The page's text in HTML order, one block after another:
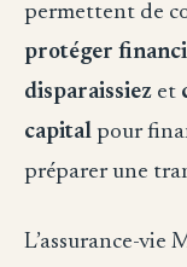
permettent de
protéger
disparaissiez et
capital pour
préparer une
L’assurance-vie